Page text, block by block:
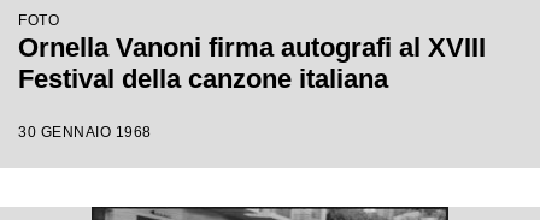
FOTO
Ornella Vanoni firma autografi al XVIII
Festival della canzone italiana
30 GENNAIO 1968